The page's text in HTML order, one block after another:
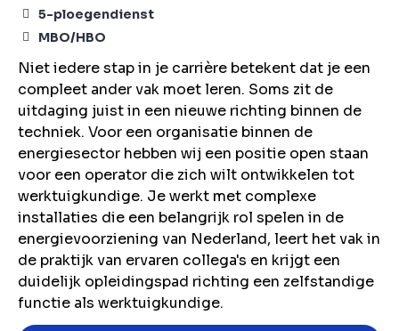
5-ploegendienst
MBO/HBO
Niet iedere stap in je carrière betekent dat je een
compleet ander vak moet leren. Soms zit de
uitdaging juist in een nieuwe richting binnen de
techniek. Voor een organisatie binnen de
energiesector hebben wij een positie open staan
voor een operator die zich wilt ontwikkelen tot
werktuigkundige. Je werkt met complexe
installaties die een belangrijk rol spelen in de
energievoorziening van Nederland, leert het vak in
de praktijk van ervaren collega's en krijgt een
duidelijk opleidingspad richting een zelfstandige
functie als werktuigkundige.